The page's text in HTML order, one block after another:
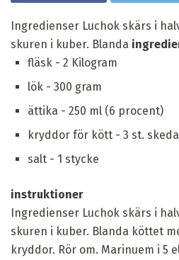
Ingredienser Luchok skärs i
skuren i kuber. Blanda
fläsk - 2 Kilogram
lök - 300 gram
ättika - 250 ml (6 procent)
kryddor för kött - 3 st.
salt - 1 stycke
instruktioner
Ingredienser Luchok skärs i
skuren i kuber. Blanda köttet
kryddor. Rör om. Marinuem i 5